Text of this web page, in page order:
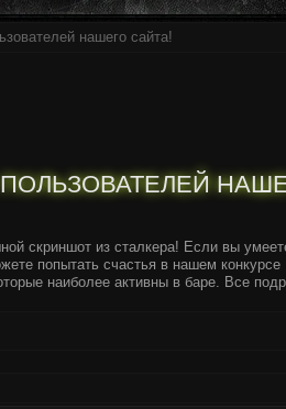
нашего сайта!
скриншот из сталкера! Если вы
попытать счастья в нашем конкурсе
наиболее активны в баре. Все